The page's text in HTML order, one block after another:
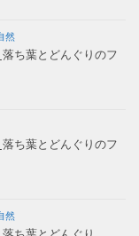
然
ち葉とどんぐりのフ
ち葉とどんぐりのフ
然